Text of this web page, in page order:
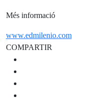
Més informació
www.edmilenio.com
COMPARTIR